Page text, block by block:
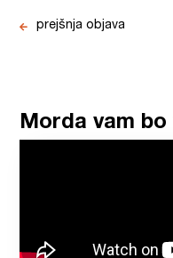
prejšnja objava
Morda vam